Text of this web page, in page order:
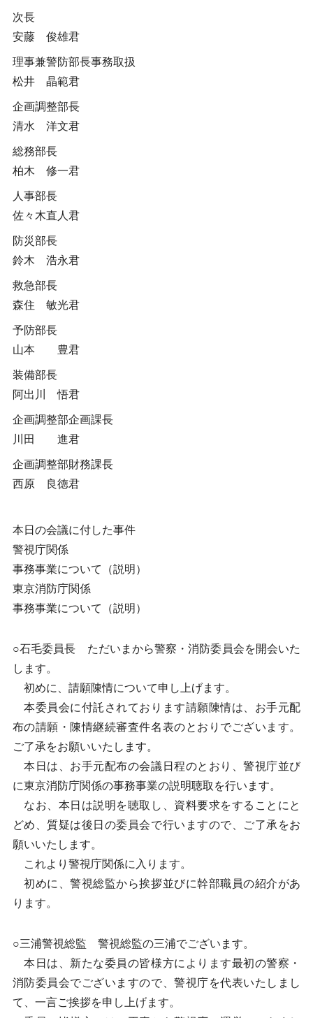
次長
安藤 俊雄君
理事兼警防部長事務取扱
松井 晶範君
企画調整部長
清水 洋文君
総務部長
柏木 修一君
人事部長
佐々木直人君
防災部長
鈴木 浩永君
救急部長
森住 敏光君
予防部長
山本 豊君
装備部長
阿出川 悟君
企画調整部企画課長
川田 進君
企画調整部財務課長
西原 良徳君
本日の会議に付した事件
警視庁関係
事務事業について（説明）
東京消防庁関係
事務事業について（説明）
○石毛委員長 ただいまから警察・消防委員会を開会いた
します。
初めに、請願陳情について申し上げます。
本委員会に付託されております請願陳情は、お手元配
布の請願・陳情継続審査件名表のとおりでございます。
ご了承をお願いいたします。
本日は、お手元配布の会議日程のとおり、警視庁並び
に東京消防庁関係の事務事業の説明聴取を行います。
なお、本日は説明を聴取し、資料要求をすることにと
どめ、質疑は後日の委員会で行いますので、ご了承をお
願いいたします。
これより警視庁関係に入ります。
初めに、警視総監から挨拶並びに幹部職員の紹介があ
ります。
○三浦警視総監 警視総監の三浦でございます。
本日は、新たな委員の皆様方によります最初の警察・
消防委員会でございますので、警視庁を代表いたしまし
て、一言ご挨拶を申し上げます。